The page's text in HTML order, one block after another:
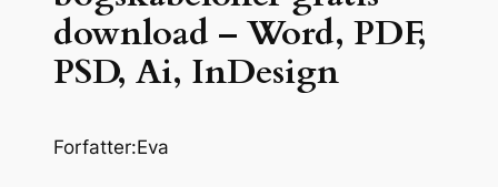
download – Word, PDF,
PSD, Ai, InDesign
Forfatter:Eva